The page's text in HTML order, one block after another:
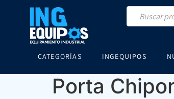
CATEGORÍAS INGEQUIPOS
Porta